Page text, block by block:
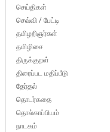
செய்திகள்
செவ்வி / பேட்டி
தமிழறிஞர்கள்
தமிழிசை
திருக்குறள்
திரைப்பட மதிப்பீடு
தேர்தல்
தொடர்கதை
தொல்காப்பியம்
நாடகம்